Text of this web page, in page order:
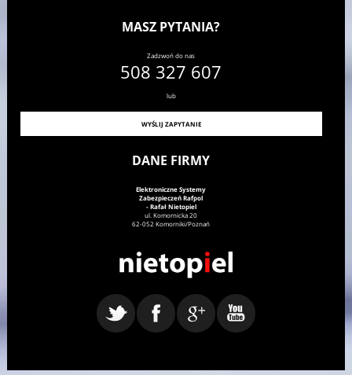
MASZ PYTANIA?
Zadzwoń do nas
508 327 607
lub
WYŚLIJ ZAPYTANIE
DANE FIRMY
Elektroniczne Systemy
Zabezpieczeń Rafpol
- Rafał Nietopiel
ul.Komornicka 20
62-052 Komorniki/Poznań